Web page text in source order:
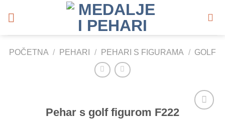
POČETNA / PEHARI / PEHARI S FIGURAMA / GOLF
Pehar s golf figurom F222